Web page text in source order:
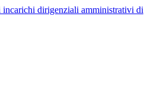
dirigenziali amministrativi di